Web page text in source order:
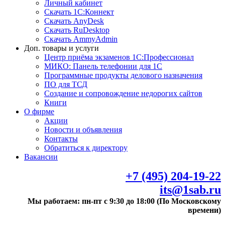
Личный кабинет
Скачать 1С:Коннект
Скачать AnyDesk
Скачать RuDesktop
Скачать AmmyAdmin
Доп. товары и услуги
Центр приёма экзаменов 1С:Профессионал
МИКО: Панель телефонии для 1С
Программные продукты делового назначения
ПО для ТСД
Создание и сопровождение недорогих сайтов
Книги
О фирме
Акции
Новости и объявления
Контакты
Обратиться к директору
Вакансии
+7 (495) 204-19-22
its@1sab.ru
Мы работаем: пн-пт с 9:30 до 18:00 (По Московскому
времени)